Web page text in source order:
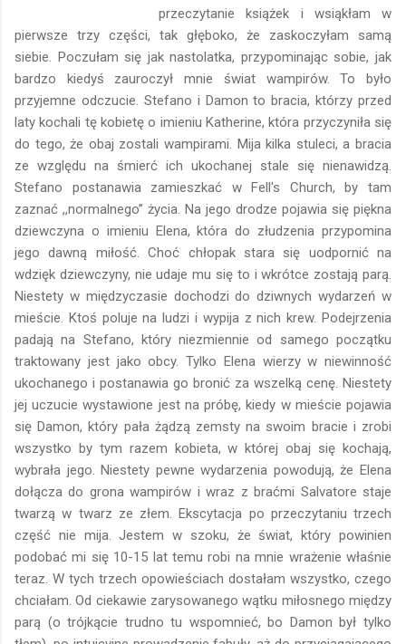
przeczytanie książek i wsiąkłam w
pierwsze trzy części, tak głęboko, że zaskoczyłam samą
siebie. Poczułam się jak nastolatka, przypominając sobie, jak
bardzo kiedyś zauroczył mnie świat wampirów. To było
przyjemne odczucie. Stefano i Damon to bracia, którzy przed
laty kochali tę kobietę o imieniu Katherine, która przyczyniła się
do tego, że obaj zostali wampirami. Mija kilka stuleci, a bracia
ze względu na śmierć ich ukochanej stale się nienawidzą.
Stefano postanawia zamieszkać w Fell's Church, by tam
zaznać ,,normalnego’’ życia. Na jego drodze pojawia się piękna
dziewczyna o imieniu Elena, która do złudzenia przypomina
jego dawną miłość. Choć chłopak stara się uodpornić na
wdzięk dziewczyny, nie udaje mu się to i wkrótce zostają parą.
Niestety w międzyczasie dochodzi do dziwnych wydarzeń w
mieście. Ktoś poluje na ludzi i wypija z nich krew. Podejrzenia
padają na Stefano, który niezmiennie od samego początku
traktowany jest jako obcy. Tylko Elena wierzy w niewinność
ukochanego i postanawia go bronić za wszelką cenę. Niestety
jej uczucie wystawione jest na próbę, kiedy w mieście pojawia
się Damon, który pała żądzą zemsty na swoim bracie i zrobi
wszystko by tym razem kobieta, w której obaj się kochają,
wybrała jego. Niestety pewne wydarzenia powodują, że Elena
dołącza do grona wampirów i wraz z braćmi Salvatore staje
twarzą w twarz ze złem. Ekscytacja po przeczytaniu trzech
część nie mija. Jestem w szoku, że świat, który powinien
podobać mi się 10-15 lat temu robi na mnie wrażenie właśnie
teraz. W tych trzech opowieściach dostałam wszystko, czego
chciałam. Od ciekawie zarysowanego wątku miłosnego między
parą (o trójkącie trudno tu wspomnieć, bo Damon był tylko